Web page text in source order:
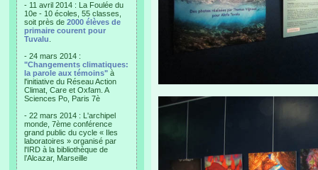
- 11 avril 2014 : La Foulée du
10e - 10 écoles, 55 classes,
soit près de 2000 élèves de
primaire courent pour
Tuvalu
- 24 mars 2014 :
"Changements climatiques:
la parole aux témoins" à
l'initiative du Réseau Action
Climat, Care et Oxfam. A
Sciences Po, Paris 7è
- 22 mars 2014 : L'archipel
monde, 7ème conférence
grand public du cycle « Iles
laboratoires » organisé par
l'IRD à la bibliothèque de
l’Alcazar, Marseille